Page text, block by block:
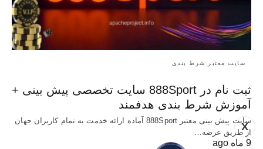
X
سایت معتبر شرط بندی
ثبت نام در 888Sport سایت تخصصی پیش بینی +
آموزش شرط بندی هدفمند
سایت پیش بینی معتبر 888Sport آماده ارائه خدمت به تمام کاربران جهان
از طریق عرضه…
9 ماه ago